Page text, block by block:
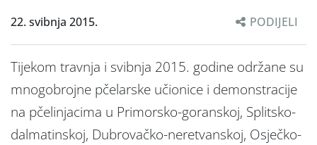
22. svibnja 2015. PODIJELI
Tijekom travnja i svibnja 2015. godine održane su
mnogobrojne pčelarske učionice i demonstracije
na pčelinjacima u Primorsko-goranskoj, Splitsko-
dalmatinskoj, Dubrovačko-neretvanskoj, Osječko-